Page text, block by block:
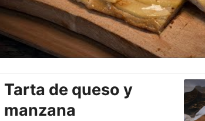
Tarta de queso y
manzana